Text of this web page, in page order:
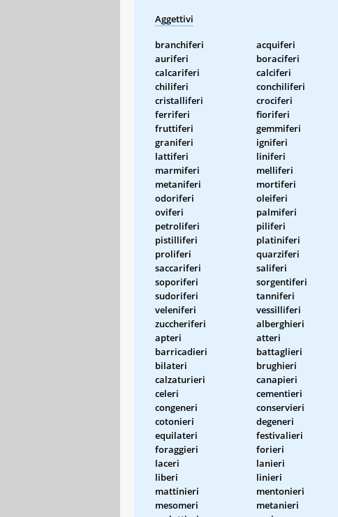
Aggettivi
branchiferi acquiferi
auriferi
boraciferi
calcariferi
calciferi
chiliferi
conchiliferi
cristalliferi
crociferi
ferriferi
fioriferi
fruttiferi
gemmiferi
graniferi
igniferi
lattiferi
liniferi
marmiferi
melliferi
metaniferi
mortiferi
odoriferi
oleiferi
oviferi
palmiferi
petroliferi
piliferi
pistilliferi
platiniferi
proliferi
quarziferi
saccariferi
saliferi
soporiferi
sorgentiferi
sudoriferi
tanniferi
veleniferi
vessilliferi
zuccheriferi
alberghieri
apteri
atteri
barricadieri
battaglieri
bilateri
brughieri
calzaturieri
canapieri
celeri
cementieri
congeneri
conservieri
cotonieri
degeneri
equilateri
festivalieri
foraggieri
forieri
laceri
lanieri
liberi
linieri
mattinieri
mentonieri
mesomeri
metanieri